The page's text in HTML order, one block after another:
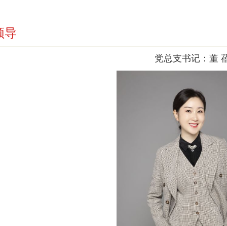
导
党总支书记：董